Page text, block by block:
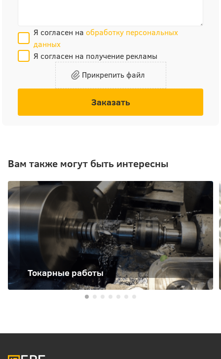
Я согласен на обработку персональных
данных
Я согласен на получение рекламы
Прикрепить файл
Заказать
Вам также могут быть интересны
Токарные работы